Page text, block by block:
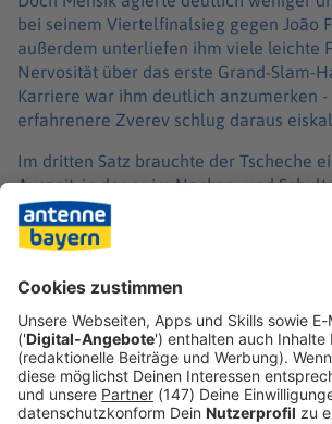
bei seinem Viertelfinalsieg gegen João
außerdem unterliefen ihm viele leichte
Nervosität über das erste Grand-Slam-
Karriere war ihm deutlich anzumerken
erfahrenere Zverev schlug daraus
Im dritten Satz brauchte der Tscheche
Auszeit, in der er im Nacken- und
behandelt wurde. Mensik war danach
nahm Zverev den Aufschlag zum 4:2 ab
nach dem Gewinn des dritten
Doch die nahm ihm Zverev mit dem
beendete der Olympiasieger von 2021
seinem ersten Matchball.